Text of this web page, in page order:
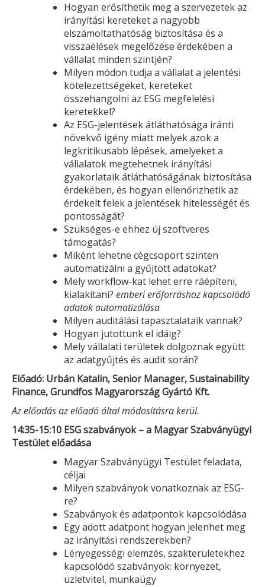
Hogyan erősíthetik meg a szervezetek az
irányítási kereteket a nagyobb
elszámoltathatóság biztosítása és a
visszaélések megelőzése érdekében a
vállalat minden szintjén?
Milyen módon tudja a vállalat a jelentési
kötelezettségeket, kereteket
összehangolni az ESG megfelelési
keretekkel?
Az ESG-jelentések átláthatósága iránti
növekvő igény miatt melyek azok a
legkritikusabb lépések, amelyeket a
vállalatok megtehetnek irányítási
gyakorlataik átláthatóságának biztosítása
érdekében, és hogyan ellenőrizhetik az
érdekelt felek a jelentések hitelességét és
pontosságát?
Szükséges-e ehhez új szoftveres
támogatás?
Miként lehetne cégcsoport szinten
automatizálni a gyűjtött adatokat?
Mely workflow-kat lehet erre ráépíteni,
kialakítani? emberi erőforráshoz kapcsolódó
adatok automatizálása
Milyen auditálási tapasztalataik vannak?
Hogyan jutottunk el idáig?
Mely vállalati területek dolgoznak együtt
az adatgyűjtés és audit során?
Előadó: Urbán Katalin,Senior Manager, Sustainability
Finance, Grundfos Magyarország Gyártó Kft.
Az előadás az előadó által módosításra kerül.
14:35-15:10 ESG szabványok – a Magyar Szabványügyi
Testület előadása
Magyar Szabványügyi Testület feladata,
céljai
Milyen szabványok vonatkoznak az ESG-
re?
Szabványok és adatpontok kapcsolódása
Egy adott adatpont hogyan jelenhet meg
az irányítási rendszerekben?
Lényegességi elemzés, szakterületekhez
kapcsolódó szabványok: környezet,
üzletvitel, munkaügy